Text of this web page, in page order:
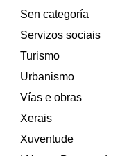
Sen categoría
Servizos sociais
Turismo
Urbanismo
Vías e obras
Xerais
Xuventude